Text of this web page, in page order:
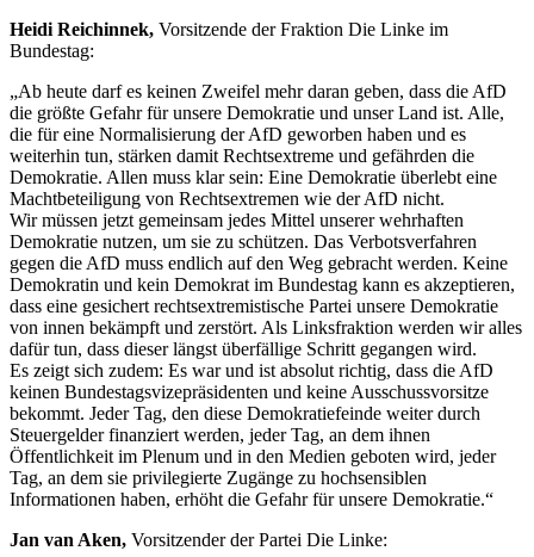
Heidi Reichinnek, Vorsitzende der Fraktion Die Linke im
Bundestag:
„Ab heute darf es keinen Zweifel mehr daran geben, dass die AfD
die größte Gefahr für unsere Demokratie und unser Land ist. Alle,
die für eine Normalisierung der AfD geworben haben und es
weiterhin tun, stärken damit Rechtsextreme und gefährden die
Demokratie. Allen muss klar sein: Eine Demokratie überlebt eine
Machtbeteiligung von Rechtsextremen wie der AfD nicht.
Wir müssen jetzt gemeinsam jedes Mittel unserer wehrhaften
Demokratie nutzen, um sie zu schützen. Das Verbotsverfahren
gegen die AfD muss endlich auf den Weg gebracht werden. Keine
Demokratin und kein Demokrat im Bundestag kann es akzeptieren,
dass eine gesichert rechtsextremistische Partei unsere Demokratie
von innen bekämpft und zerstört. Als Linksfraktion werden wir alles
dafür tun, dass dieser längst überfällige Schritt gegangen wird.
Es zeigt sich zudem: Es war und ist absolut richtig, dass die AfD
keinen Bundestagsvizepräsidenten und keine Ausschussvorsitze
bekommt. Jeder Tag, den diese Demokratiefeinde weiter durch
Steuergelder finanziert werden, jeder Tag, an dem ihnen
Öffentlichkeit im Plenum und in den Medien geboten wird, jeder
Tag, an dem sie privilegierte Zugänge zu hochsensiblen
Informationen haben, erhöht die Gefahr für unsere Demokratie.“
Jan van Aken, Vorsitzender der Partei Die Linke: